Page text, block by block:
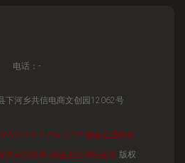
电话：-
下河乡共信电商文创园12062号
APPPAY.COM 福建企业网站
技术服务部 福建企业网站建设 版权